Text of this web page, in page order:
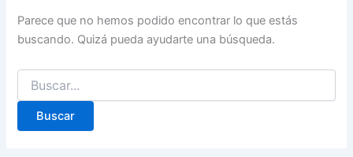
Parece que no hemos podido encontrar lo que estás
buscando. Quizá pueda ayudarte una búsqueda.